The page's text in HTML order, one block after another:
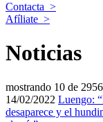
Contacta >
Afíliate >
Noticias
mostrando 10 de 2956
14/02/2022 Luengo:
desaparece y el